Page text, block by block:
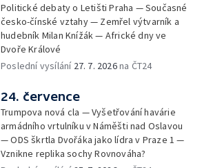
Politické debaty o Letišti Praha — Současné
česko-čínské vztahy — Zemřel výtvarník a
hudebník Milan Knížák — Africké dny ve
Dvoře Králové
Poslední vysílání 27. 7. 2026na ČT24
24. července
Trumpova nová cla — Vyšetřování havárie
armádního vrtulníku v Náměšti nad Oslavou
— ODS škrtla Dvořáka jako lídra v Praze 1 —
Vznikne replika sochy Rovnováha?